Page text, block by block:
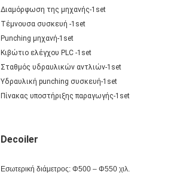
Διαμόρφωση της μηχανής-1set
Τέμνουσα συσκευή -1set
Punching μηχανή-1set
Κιβώτιο ελέγχου PLC -1set
Σταθμός υδραυλικών αντλιών-1set
Υδραυλική punching συσκευή-1set
Πίνακας υποστήριξης παραγωγής-1set
Decoiler
Εσωτερική διάμετρος: Φ500 – Φ550 χιλ.